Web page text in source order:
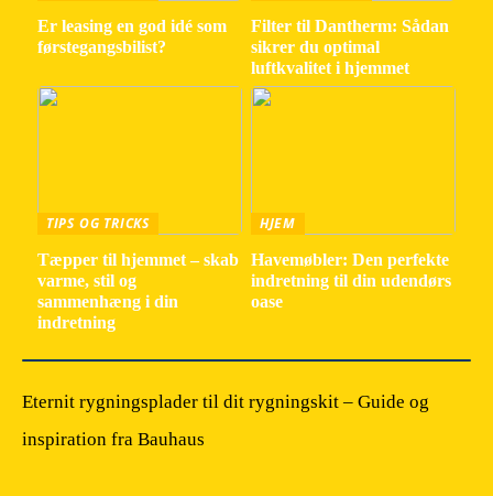
Er leasing en god idé som
førstegangsbilist?
Filter til Dantherm: Sådan
sikrer du optimal
luftkvalitet i hjemmet
TIPS OG TRICKS
Tæpper til hjemmet – skab
varme, stil og
sammenhæng i din
indretning
HJEM
Havemøbler: Den perfekte
indretning til din udendørs
oase
Eternit rygningsplader til dit rygningskit – Guide og
inspiration fra Bauhaus